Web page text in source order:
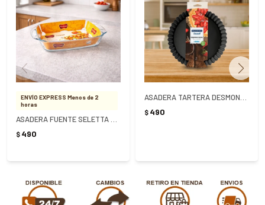
ENVÍO EXPRESS Menos de 2
horas
$ 490
$ 490